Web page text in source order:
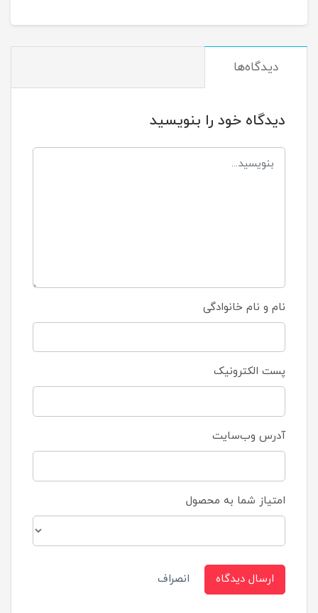
دیدگاه‌ها
دیدگاه خود را بنویسید
نام و نام خانوادگی
پست الکترونیک
آدرس وب‌سایت
امتیاز شما به محصول
ارسال دیدگاه انصراف